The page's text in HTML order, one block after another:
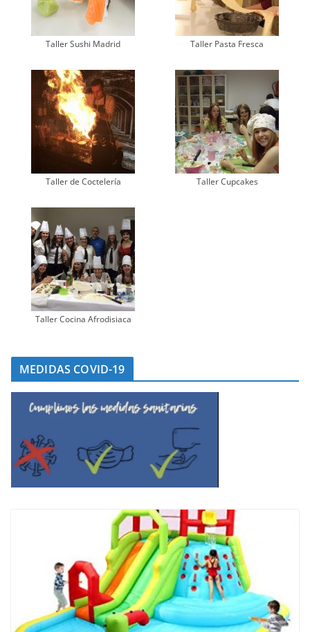
Taller Sushi Madrid Taller Pasta Fresca
Taller de Coctelería Taller Cupcakes
Taller Cocina Afrodisiaca
MEDIDAS COVID-19